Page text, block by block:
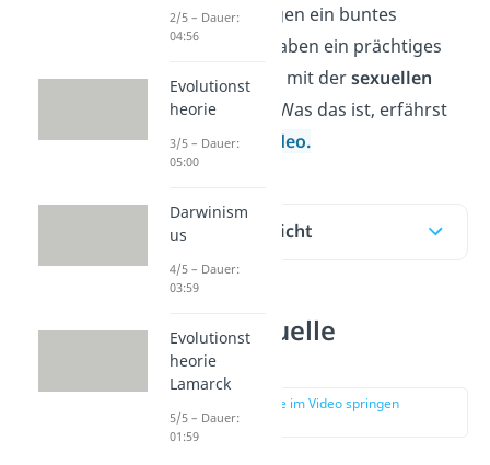
Manche Tiere tragen ein buntes
Federkleid oder haben ein prächtiges
Geweih — das hat mit dersexuellen
Selektionzu tun. Was das ist, erfährst
du hier und im
Video.
Inhaltsübersicht
Was ist sexuelle
Selektion?
zur Stelle im Video springen
(00:16)
2/5 – Dauer:
04:56
Evolutionst
heorie
3/5 – Dauer:
05:00
Darwinism
us
4/5 – Dauer:
03:59
Evolutionst
heorie
Lamarck
5/5 – Dauer:
01:59